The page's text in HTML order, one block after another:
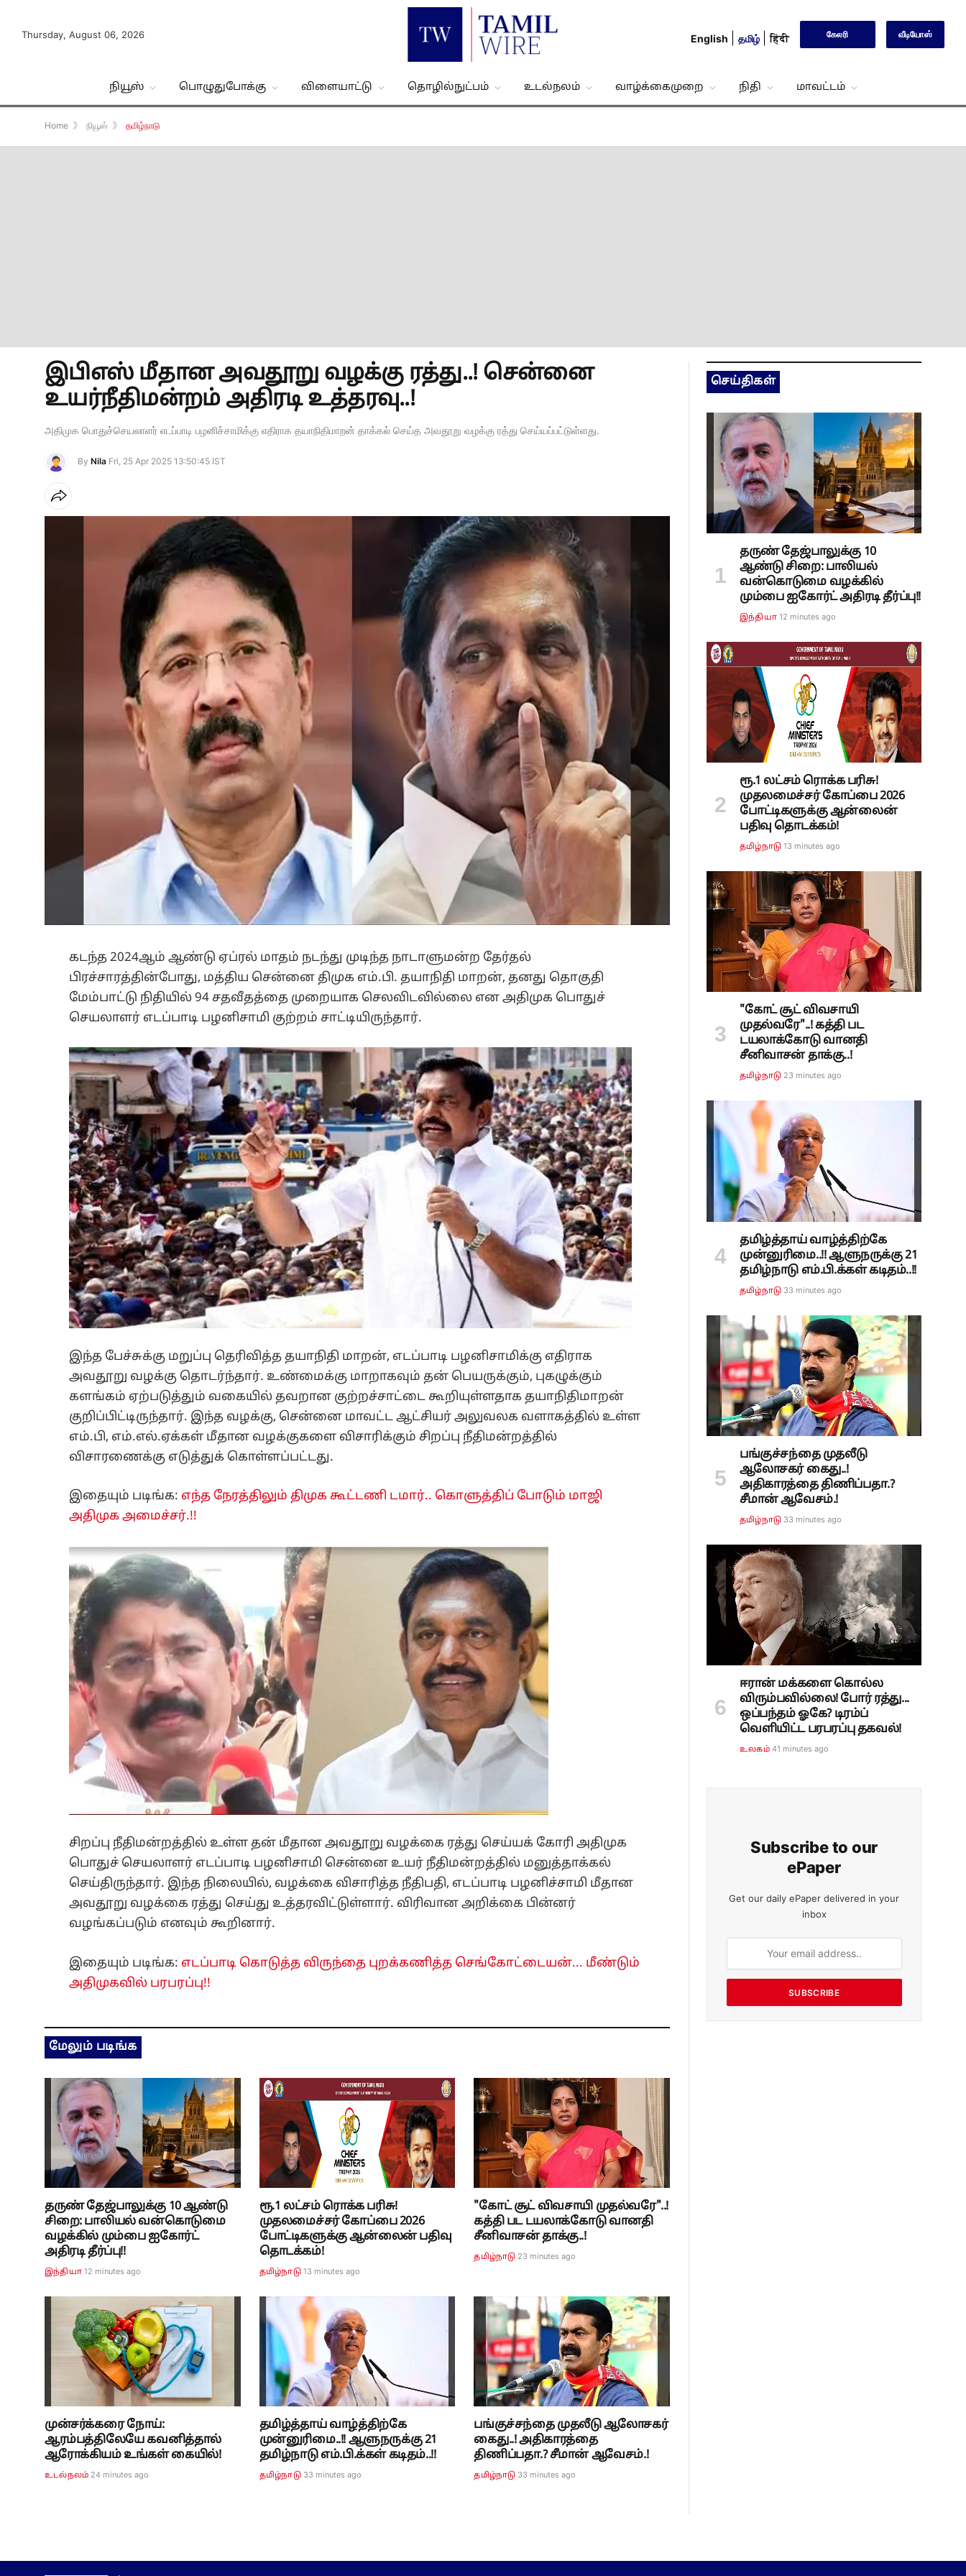
Thursday, August 06, 2026 English தமிழ் हिंदी கேலரி வீடியோஸ்
நியூஸ் பொழுதுபோக்கு விளையாட்டு தொழில்நுட்பம் உடல்நலம் வாழ்க்கைமுறை நிதி மாவட்டம்
Home 》 நியூஸ் 》 தமிழ்நாடு
இபிஎஸ் மீதான அவதூறு வழக்கு ரத்து..! சென்னை
உயர்நீதிமன்றம் அதிரடி உத்தரவு..!
அதிமுக பொதுச்செயலாளர் எடப்பாடி பழனிச்சாமிக்கு எதிராக தயாநிதிமாறன் தாக்கல் செய்த அவதூறு வழக்கு ரத்து செய்யப்பட்டுள்ளது.
By Nila Fri, 25 Apr 2025 13:50:45 IST
கடந்த 2024ஆம் ஆண்டு ஏப்ரல் மாதம் நடந்து முடிந்த நாடாளுமன்ற தேர்தல்
பிரச்சாரத்தின்போது, மத்திய சென்னை திமுக எம்.பி. தயாநிதி மாறன், தனது தொகுதி
மேம்பாட்டு நிதியில் 94 சதவீதத்தை முறையாக செலவிடவில்லை என அதிமுக பொதுச்
செயலாளர் எடப்பாடி பழனிசாமி குற்றம் சாட்டியிருந்தார்.
இந்த பேச்சுக்கு மறுப்பு தெரிவித்த தயாநிதி மாறன், எடப்பாடி பழனிசாமிக்கு எதிராக
அவதூறு வழக்கு தொடர்ந்தார். உண்மைக்கு மாறாகவும் தன் பெயருக்கும், புகழுக்கும்
களங்கம் ஏற்படுத்தும் வகையில் தவறான குற்றச்சாட்டை கூறியுள்ளதாக தயாநிதிமாறன்
குறிப்பிட்டிருந்தார். இந்த வழக்கு, சென்னை மாவட்ட ஆட்சியர் அலுவலக வளாகத்தில் உள்ள
எம்.பி, எம்.எல்.ஏக்கள் மீதான வழக்குகளை விசாரிக்கும் சிறப்பு நீதிமன்றத்தில்
விசாரணைக்கு எடுத்துக் கொள்ளப்பட்டது.
இதையும் படிங்க: எந்த நேரத்திலும் திமுக கூட்டணி டமார்.. கொளுத்திப் போடும் மாஜி
அதிமுக அமைச்சர்.!!
சிறப்பு நீதிமன்றத்தில் உள்ள தன் மீதான அவதூறு வழக்கை ரத்து செய்யக் கோரி அதிமுக
பொதுச் செயலாளர் எடப்பாடி பழனிசாமி சென்னை உயர் நீதிமன்றத்தில் மனுத்தாக்கல்
செய்திருந்தார். இந்த நிலையில், வழக்கை விசாரித்த நீதிபதி, எடப்பாடி பழனிச்சாமி மீதான
அவதூறு வழக்கை ரத்து செய்து உத்தரவிட்டுள்ளார். விரிவான அறிக்கை பின்னர்
வழங்கப்படும் எனவும் கூறினார்.
இதையும் படிங்க: எடப்பாடி கொடுத்த விருந்தை புறக்கணித்த செங்கோட்டையன்... மீண்டும்
அதிமுகவில் பரபரப்பு!!
மேலும் படிங்க
தருண் தேஜ்பாலுக்கு 10 ஆண்டு
சிறை: பாலியல் வன்கொடுமை
வழக்கில் மும்பை ஐகோர்ட்
அதிரடி தீர்ப்பு!!
இந்தியா 12 minutes ago
ரூ.1 லட்சம் ரொக்க பரிசு!
முதலமைச்சர் கோப்பை 2026
போட்டிகளுக்கு ஆன்லைன் பதிவு
தொடக்கம்!
தமிழ்நாடு 13 minutes ago
"கோட் சூட் விவசாயி முதல்வரே"..!
கத்தி பட டயலாக்கோடு வானதி
சீனிவாசன் தாக்கு..!
தமிழ்நாடு 24 minutes ago
முன்சர்க்கரை நோய்:
ஆரம்பத்திலேயே கவனித்தால்
ஆரோக்கியம் உங்கள் கையில்!
உடல்நலம் 24 minutes ago
தமிழ்த்தாய் வாழ்த்திற்கே
முன்னுரிமை..!! ஆளுநருக்கு 21
தமிழ்நாடு எம்.பி.க்கள் கடிதம்..!!
தமிழ்நாடு 33 minutes ago
பங்குச்சந்தை முதலீடு ஆலோசகர்
கைது..! அதிகாரத்தை
திணிப்பதா.? சீமான் ஆவேசம்.!
தமிழ்நாடு 33 minutes ago
செய்திகள்
தருண் தேஜ்பாலுக்கு 10
ஆண்டு சிறை: பாலியல்
வன்கொடுமை வழக்கில்
மும்பை ஐகோர்ட் அதிரடி தீர்ப்பு!!
இந்தியா 12 minutes ago
ரூ.1 லட்சம் ரொக்க பரிசு!
முதலமைச்சர் கோப்பை 2026
போட்டிகளுக்கு ஆன்லைன்
பதிவு தொடக்கம்!
தமிழ்நாடு 13 minutes ago
"கோட் சூட் விவசாயி
முதல்வரே"..! கத்தி பட
டயலாக்கோடு வானதி
சீனிவாசன் தாக்கு..!
தமிழ்நாடு 24 minutes ago
தமிழ்த்தாய் வாழ்த்திற்கே
முன்னுரிமை..!! ஆளுநருக்கு 21
தமிழ்நாடு எம்.பி.க்கள் கடிதம்..!!
தமிழ்நாடு 33 minutes ago
பங்குச்சந்தை முதலீடு
ஆலோசகர் கைது..!
அதிகாரத்தை திணிப்பதா.?
சீமான் ஆவேசம்.!
தமிழ்நாடு 33 minutes ago
ஈரான் மக்களை கொல்ல
விரும்பவில்லை! போர் ரத்து...
ஒப்பந்தம் ஓகே? டிரம்ப்
வெளியிட்ட பரபரப்பு தகவல்!
உலகம் 41 minutes ago
Subscribe to our
ePaper
Get our daily ePaper delivered in your
inbox
SUBSCRIBE